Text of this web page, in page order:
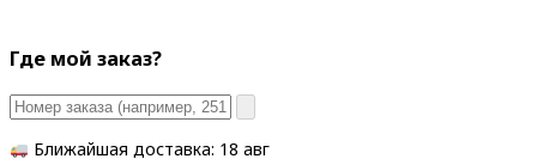
Где мой заказ?
Ближайшая доставка: 18 авг